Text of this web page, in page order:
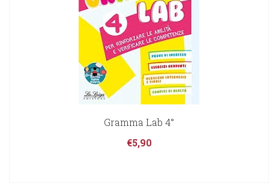
Gramma Lab 4°
€5,90